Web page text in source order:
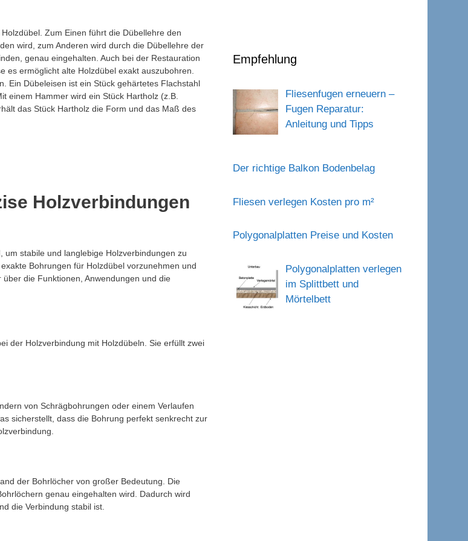
Zum Einen führt die Dübellehre den
wird, zum Anderen wird durch die Dübellehre der
genau eingehalten. Auch bei der Restauration
es ermöglicht alte Holzdübel exakt auszubohren.
Ein Dübeleisen ist ein Stück gehärtetes Flachstahl
einem Hammer wird ein Stück Hartholz (z.B.
das Stück Hartholz die Form und das Maß des
Holzverbindungen
stabile und langlebige Holzverbindungen zu
Bohrungen für Holzdübel vorzunehmen und
die Funktionen, Anwendungen und die
der Holzverbindung mit Holzdübeln. Sie erfüllt zwei
von Schrägbohrungen oder einem Verlaufen
sicherstellt, dass die Bohrung perfekt senkrecht zur
der Bohrlöcher von großer Bedeutung. Die
genau eingehalten wird. Dadurch wird
die Verbindung stabil ist.
Empfehlung
Fliesenfugen erneuern –
Fugen Reparatur:
Anleitung und Tipps
Der richtige Balkon Bodenbelag
Fliesen verlegen Kosten pro m²
Polygonalplatten Preise und Kosten
Polygonalplatten verlegen
im Splittbett und
Mörtelbett